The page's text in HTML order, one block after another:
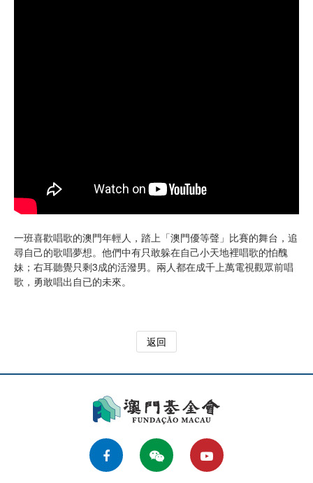
一班喜歡唱歌的澳門年輕人，踏上「澳門優等聲」比賽的舞台，追
尋自己的歌唱夢想。他們中有只敢躲在自己小天地裡唱歌的怕醜
妹；右耳聽覺只剩3成的活潑男。兩人都在成千上萬電視觀眾前唱
歌，勇敢唱出自已的未來。
返回